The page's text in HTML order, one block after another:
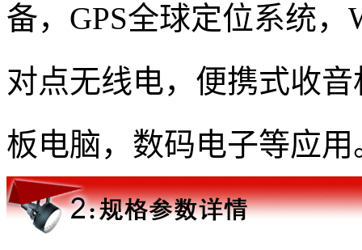
备，GPS全球定位系统
对点无线电，便携式收
板电脑，数码电子等应用